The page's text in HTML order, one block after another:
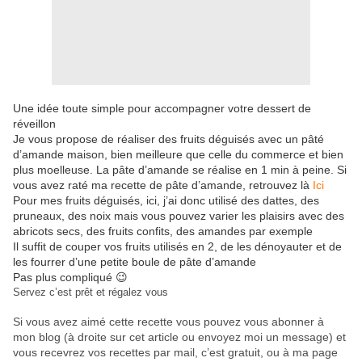
Une idée toute simple pour accompagner votre dessert de
réveillon
Je vous propose de réaliser des fruits déguisés avec un pâté
d’amande maison, bien meilleure que celle du commerce et bien
plus moelleuse. La pâte d’amande se réalise en 1 min à peine. Si
vous avez raté ma recette de pâte d’amande, retrouvez là Ici
Pour mes fruits déguisés, ici, j’ai donc utilisé des dattes, des
pruneaux, des noix mais vous pouvez varier les plaisirs avec des
abricots secs, des fruits confits, des amandes par exemple
Il suffit de couper vos fruits utilisés en 2, de les dénoyauter et de
les fourrer d’une petite boule de pâte d’amande
Pas plus compliqué 😉
Servez c’est prêt et régalez vous
Si vous avez aimé cette recette vous pouvez vous abonner à
mon blog (à droite sur cet article ou envoyez moi un message) et
vous recevrez vos recettes par mail, c’est gratuit , ou à ma page